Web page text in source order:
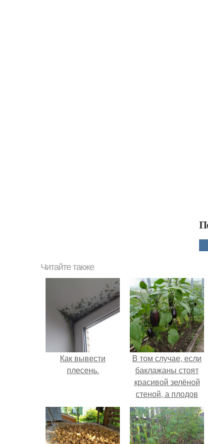
Читайте также
Как вывести
плесень.
В том случае, если
баклажаны стоят
красивой зелёной
стеной, а плодов
почти не видно -
радоваться тут
нечему.